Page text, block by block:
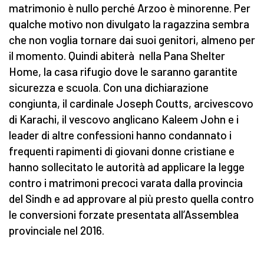
matrimonio è nullo perché Arzoo è minorenne. Per
qualche motivo non divulgato la ragazzina sembra
che non voglia tornare dai suoi genitori, almeno per
il momento. Quindi abiterà nella Pana Shelter
Home, la casa rifugio dove le saranno garantite
sicurezza e scuola. Con una dichiarazione
congiunta, il cardinale Joseph Coutts, arcivescovo
di Karachi, il vescovo anglicano Kaleem John e i
leader di altre confessioni hanno condannato i
frequenti rapimenti di giovani donne cristiane e
hanno sollecitato le autorità ad applicare la legge
contro i matrimoni precoci varata dalla provincia
del Sindh e ad approvare al più presto quella contro
le conversioni forzate presentata all’Assemblea
provinciale nel 2016.